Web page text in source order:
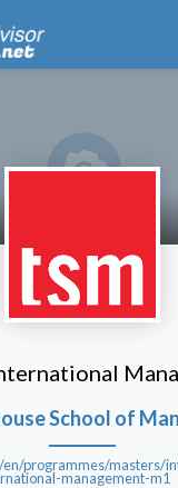
School of
programmes/masters/
management-m1